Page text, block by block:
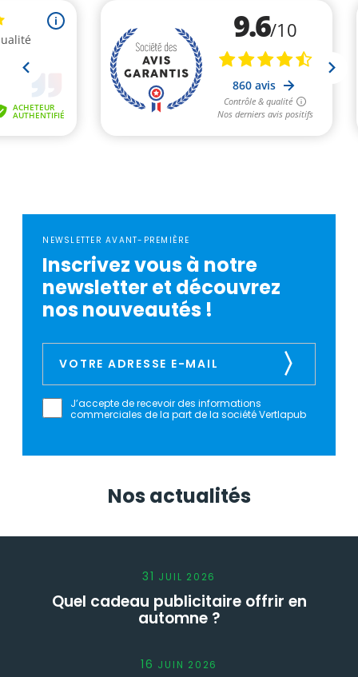
NEWSLETTER AVANT-PREMIÈRE
Inscrivez vous à notre
newsletter et découvrez
nos nouveautés !
J’accepte de recevoir des informations
commerciales de la part de la société Vertlapub
Nos actualités
31 JUIL 2026
Quel cadeau publicitaire offrir en
automne ?
16 JUIN 2026